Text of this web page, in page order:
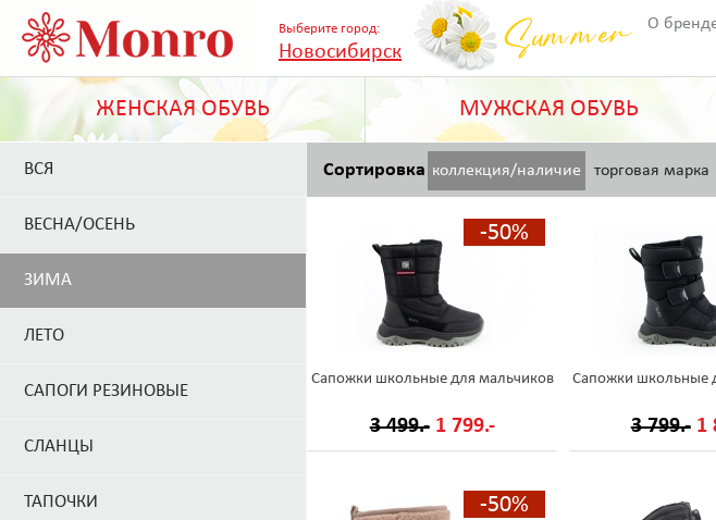
Выберите город:
Новосибирск
О
ЖЕНСКАЯ ОБУВЬ МУЖСКАЯ ОБУВЬ
ВСЯ
ВЕСНА/ОСЕНЬ
ЗИМА
ЛЕТО
САПОГИ РЕЗИНОВЫЕ
СЛАНЦЫ
ТАПОЧКИ
Сортировка коллекция/наличие торговая марка
-50%
Сапожки школьные для мальчиков
3 499.- 1 799.-
Сапожки школьные
3 799.- 1
-50%